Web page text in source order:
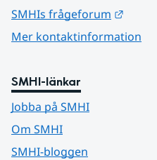
SMHIs frågeforum
Mer kontaktinformation
SMHI-länkar
Jobba på SMHI
Om SMHI
SMHI-bloggen